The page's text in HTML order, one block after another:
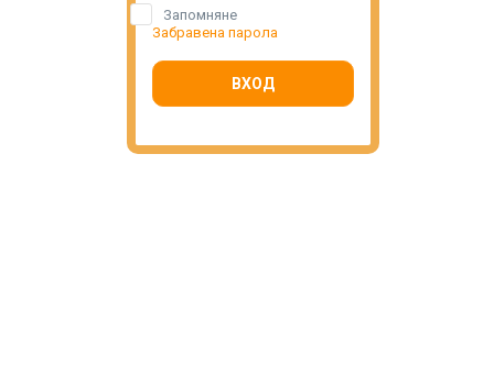
Запомняне
Забравена парола
ВХОД